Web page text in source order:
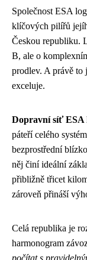
Společnost ESA
klíčových pilířů
Českou republiku.
B, ale o
prodlev. A právě to
exceluje.
Dopravní síť ESA
páteří celého
bezprostřední
něj činí ideální
přibližně třicet
zároveň přináší
Celá republika je
harmonogram
počítat s